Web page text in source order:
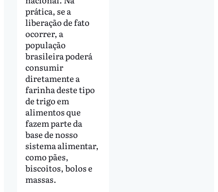
prática, se a
liberação de fato
ocorrer, a
população
brasileira poderá
consumir
diretamente a
farinha deste tipo
de trigo em
alimentos que
fazem parte da
base de nosso
sistema alimentar,
como pães,
biscoitos, bolos e
massas.